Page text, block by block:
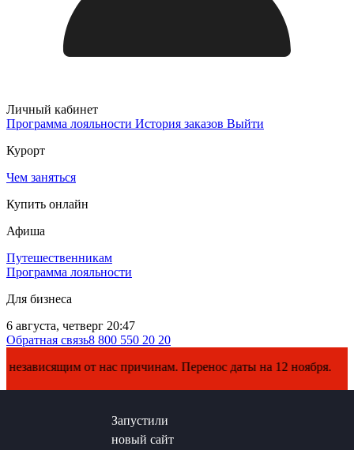
Личный кабинет
Программа лояльности История заказов Выйти
Курорт
Чем заняться
Купить онлайн
Афиша
Путешественникам
Программа лояльности
Для бизнеса
6 августа, четверг 20:47
Обратная связь8 800 550 20 20
от нас причинам. Перенос даты на 12 ноября.
Запустили
новый сайт